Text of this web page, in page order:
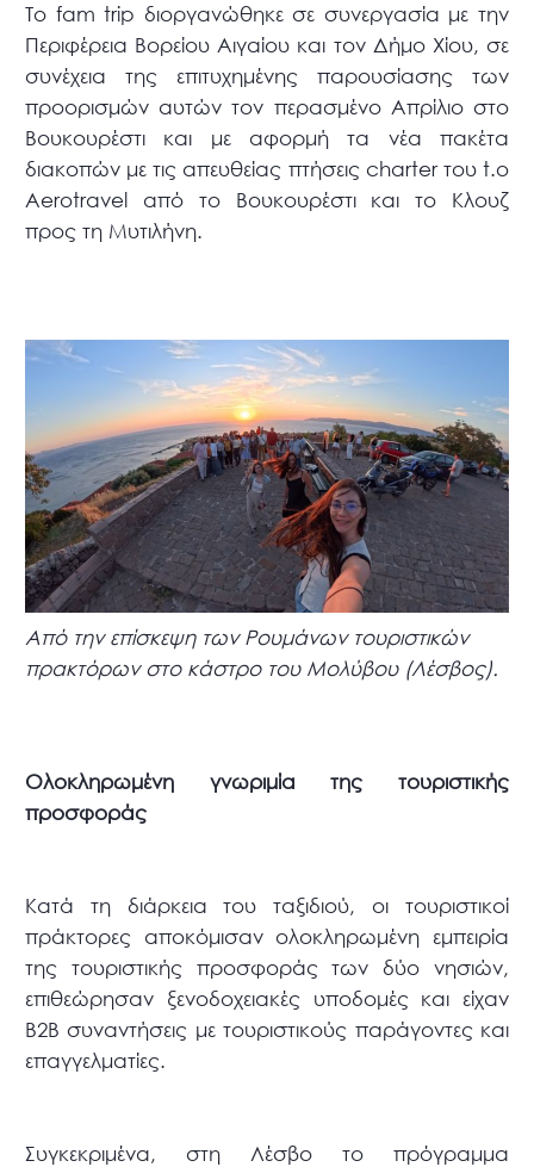
Το fam trip διοργανώθηκε σε συνεργασία με την
Περιφέρεια Βορείου Αιγαίου και τον Δήμο Χίου, σε
συνέχεια της επιτυχημένης παρουσίασης των
προορισμών αυτών τον περασμένο Απρίλιο στο
Βουκουρέστι και με αφορμή τα νέα πακέτα
διακοπών με τις απευθείας πτήσεις charter του t.o
Αerotravel από το Βουκουρέστι και το Κλουζ
προς τη Μυτιλήνη.
Από την επίσκεψη των Ρουμάνων τουριστικών
πρακτόρων στο κάστρο του Μολύβου (Λέσβος).
Ολοκληρωμένη γνωριμία της τουριστικής
προσφοράς
Κατά τη διάρκεια του ταξιδιού, οι τουριστικοί
πράκτορες αποκόμισαν ολοκληρωμένη εμπειρία
της τουριστικής προσφοράς των δύο νησιών,
επιθεώρησαν ξενοδοχειακές υποδομές και είχαν
Β2Β συναντήσεις με τουριστικούς παράγοντες και
επαγγελματίες.
Συγκεκριμένα, στη Λέσβο το πρόγραμμα